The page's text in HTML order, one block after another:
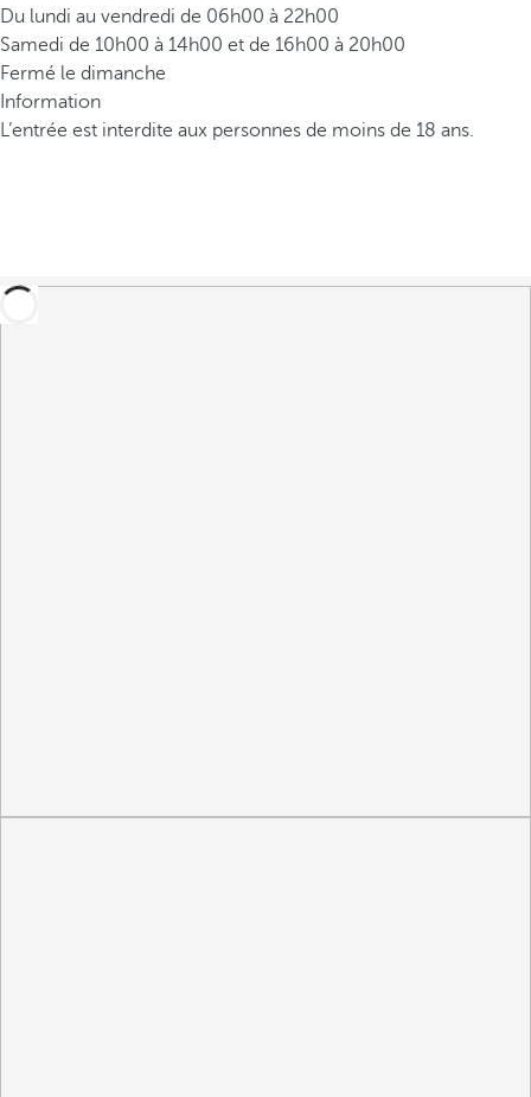
Du lundi au vendredi de 06h00 à 22h00
Samedi de 10h00 à 14h00 et de 16h00 à 20h00
Fermé le dimanche
Information
L’entrée est interdite aux personnes de moins de 18 ans.